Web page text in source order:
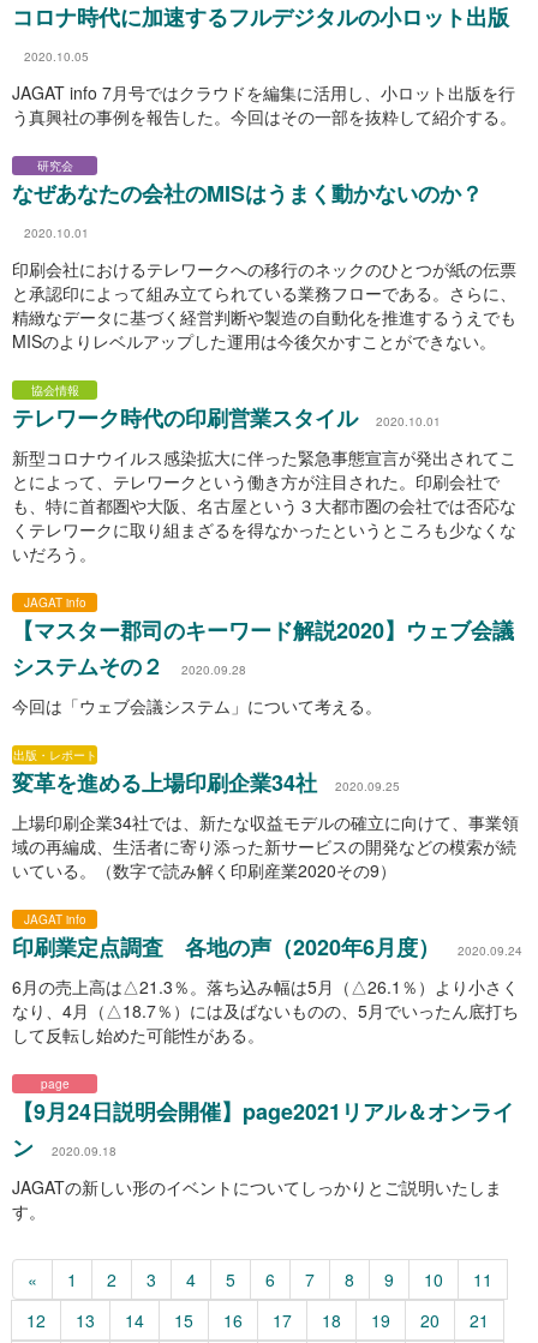
コロナ時代に加速するフルデジタルの小ロット出版
2020.10.05
JAGAT info 7月号ではクラウドを編集に活用し、小ロット出版を行
う真興社の事例を報告した。今回はその一部を抜粋して紹介する。
研究会
なぜあなたの会社のMISはうまく動かないのか？
2020.10.01
印刷会社におけるテレワークへの移行のネックのひとつが紙の伝票
と承認印によって組み立てられている業務フローである。さらに、
精緻なデータに基づく経営判断や製造の自動化を推進するうえでも
MISのよりレベルアップした運用は今後欠かすことができない。
協会情報
テレワーク時代の印刷営業スタイル 2020.10.01
新型コロナウイルス感染拡大に伴った緊急事態宣言が発出されてこ
とによって、テレワークという働き方が注目された。印刷会社で
も、特に首都圏や大阪、名古屋という３大都市圏の会社では否応な
くテレワークに取り組まざるを得なかったというところも少なくな
いだろう。
JAGAT info
【マスター郡司のキーワード解説2020】ウェブ会議
システムその２
2020.09.28
今回は「ウェブ会議システム」について考える。
出版・レポート
変革を進める上場印刷企業34社 2020.09.25
上場印刷企業34社では、新たな収益モデルの確立に向けて、事業領
域の再編成、生活者に寄り添った新サービスの開発などの模索が続
いている。（数字で読み解く印刷産業2020その9）
JAGAT info
印刷業定点調査 各地の声（2020年6月度） 2020.09.24
6月の売上高は△21.3％。落ち込み幅は5月（△26.1％）より小さく
なり、4月（△18.7％）には及ばないものの、5月でいったん底打ち
して反転し始めた可能性がある。
page
【9月24日説明会開催】page2021リアル＆オンライ
ン
2020.09.18
JAGATの新しい形のイベントについてしっかりとご説明いたしま
す。
« 1 2 3 4 5 6 7 8 9 10
11
12
13 14 15 16 17 18 19 20
21